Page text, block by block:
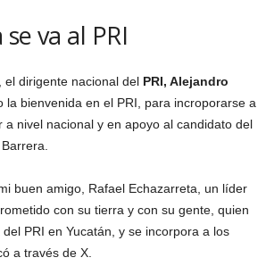
va al PRI
el dirigente nacional del PRI, Alejandro
la bienvenida en el PRI, para incroporarse a
a nivel nacional y en apoyo al candidato del
buen amigo, Rafael Echazarreta, un líder
con su tierra y con su gente, quien
PRI en Yucatán, y se incorpora a los
a través de X.